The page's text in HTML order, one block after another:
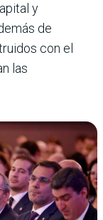
y
de
con el
las